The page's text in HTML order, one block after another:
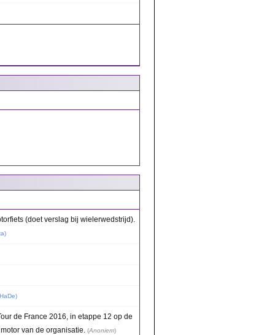
(doet verslag bij wielerwedstrijd).
)
HaDe)
de France 2016, in etappe 12 op de
van de organisatie. (Anoniem)